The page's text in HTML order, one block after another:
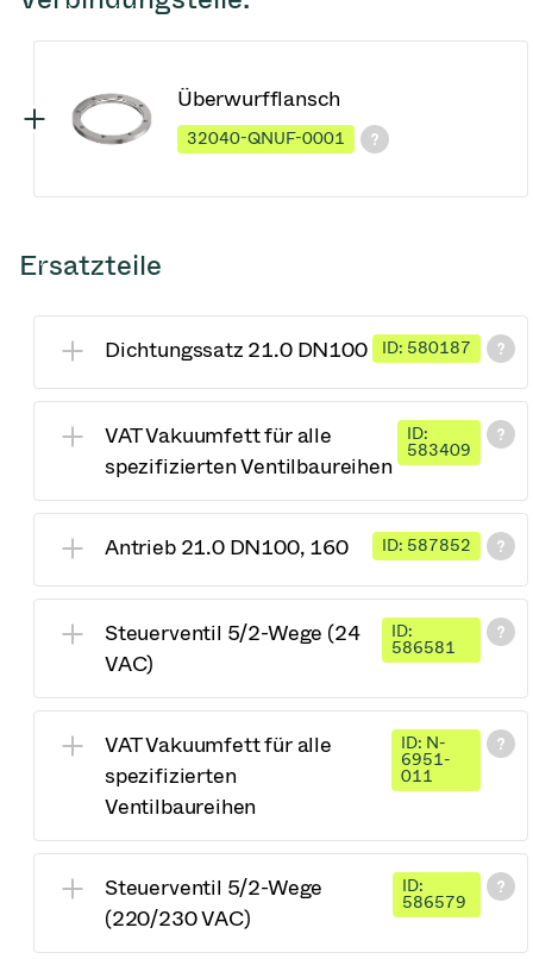
Überwurfflansch
32040-QNUF-0001
Ersatzteile
Dichtungssatz 21.0 DN100 ID: 580187
VAT Vakuumfett für alle
spezifizierten Ventilbaureihen
ID:
583409
Antrieb 21.0 DN100, 160 ID: 587852
Steuerventil 5/2-Wege (24
VAC)
ID:
586581
VAT Vakuumfett für alle
spezifizierten
Ventilbaureihen
ID: N-
6951-
011
Steuerventil 5/2-Wege
(220/230 VAC)
ID:
586579